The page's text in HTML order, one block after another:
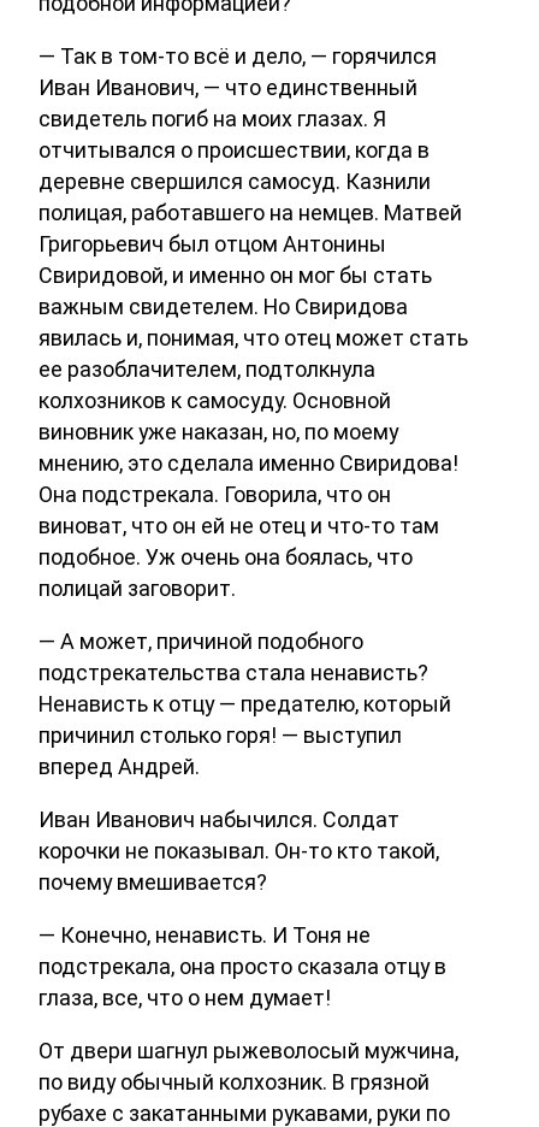
— Так в том-то всё и дело, — горячился
Иван Иванович, — что единственный
свидетель погиб на моих глазах. Я
отчитывался о происшествии, когда в
деревне свершился самосуд. Казнили
полицая, работавшего на немцев. Матвей
Григорьевич был отцом Антонины
Свиридовой, и именно он мог бы стать
важным свидетелем. Но Свиридова
явилась и, понимая, что отец может стать
ее разоблачителем, подтолкнула
колхозников к самосуду. Основной
виновник уже наказан, но, по моему
мнению, это сделала именно Свиридова!
Она подстрекала. Говорила, что он
виноват, что он ей не отец и что-то там
подобное. Уж очень она боялась, что
полицай заговорит.
— А может, причиной подобного
подстрекательства стала ненависть?
Ненависть к отцу — предателю, который
причинил столько горя! — выступил
вперед Андрей.
Иван Иванович набычился. Солдат
корочки не показывал. Он-то кто такой,
почему вмешивается?
— Конечно, ненависть. И Тоня не
подстрекала, она просто сказала отцу в
глаза, все, что о нем думает!
От двери шагнул рыжеволосый мужчина,
по виду обычный колхозник. В грязной
рубахе с закатанными рукавами, руки по